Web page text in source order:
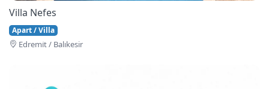
Villa Nefes
Apart / Villa
Edremi̇t / Balıkesir